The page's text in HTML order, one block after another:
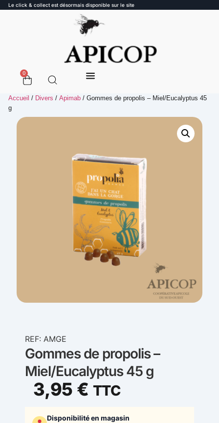
Le click & collect est désormais disponible sur le site
0
Accueil / Divers / Apimab / Gommes de propolis – Miel/Eucalyptus 45
g
REF: AMGE
Gommes de propolis –
Miel/Eucalyptus 45 g
3,95 € TTC
Disponibilité en magasin